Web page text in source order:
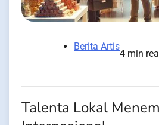
Berita Artis
4 min
Talenta Lokal